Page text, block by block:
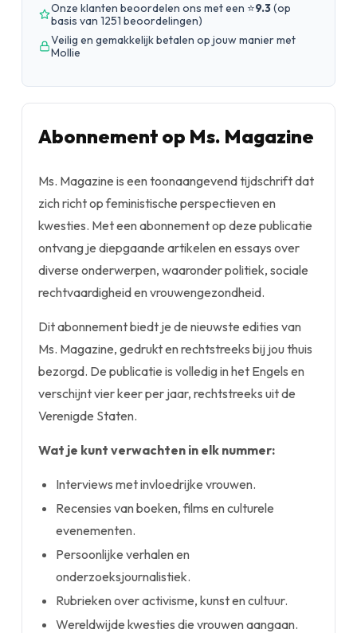
Onze klanten beoordelen ons met een ⭐9.3(op
basis van 1251 beoordelingen)
Veilig en gemakkelijk betalen op jouw manier met
Mollie
Abonnement op Ms. Magazine
Ms. Magazine is een toonaangevend tijdschrift dat
zich richt op feministische perspectieven en
kwesties. Met een abonnement op deze publicatie
ontvang je diepgaande artikelen en essays over
diverse onderwerpen, waaronder politiek, sociale
rechtvaardigheid en vrouwengezondheid.
Dit abonnement biedt je de nieuwste edities van
Ms. Magazine, gedrukt en rechtstreeks bij jou thuis
bezorgd. De publicatie is volledig in het Engels en
verschijnt vier keer per jaar, rechtstreeks uit de
Verenigde Staten.
Wat je kunt verwachten in elk nummer:
Interviews met invloedrijke vrouwen.
Recensies van boeken, films en culturele
evenementen.
Persoonlijke verhalen en
onderzoeksjournalistiek.
Rubrieken over activisme, kunst en cultuur.
Wereldwijde kwesties die vrouwen aangaan.